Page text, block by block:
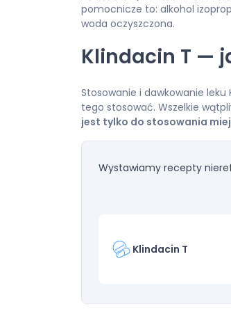
pomocnicze to: alkohol
woda oczyszczona.
Klindacin T —
Stosowanie i dawkowanie
tego stosować. Wszelkie
jest tylko do stosowania
Wystawiamy recepty
Klindacin T